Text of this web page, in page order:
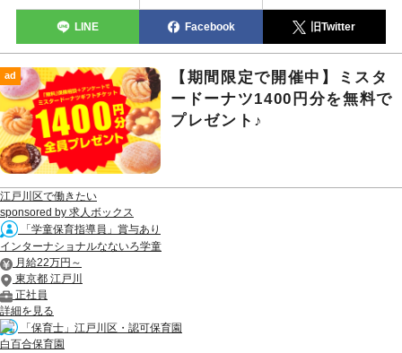
LINE Facebook 旧Twitter
ad
【期間限定で開催中】ミスタ
ードーナツ1400円分を無料で
プレゼント♪
江戸川区で働きたい
sponsored by 求人ボックス
「学童保育指導員」賞与あり
インターナショナルなないろ学童
月給22万円～
東京都 江戸川
正社員
詳細を見る
「保育士」江戸川区・認可保育園
白百合保育園